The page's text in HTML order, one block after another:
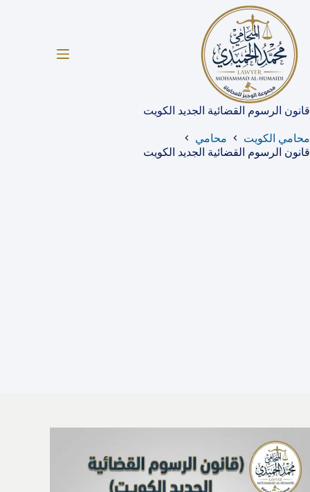
المحتوى
قانون الرسوم القضائية الجديد الكويت
محامي الكويت
محامي
قانون الرسوم القضائية الجديد الكويت